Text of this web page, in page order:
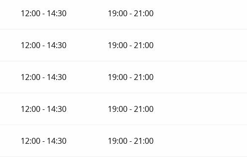
12:00 - 14:30 19:00 - 21:00
12:00 - 14:30 19:00 - 21:00
12:00 - 14:30 19:00 - 21:00
12:00 - 14:30 19:00 - 21:00
12:00 - 14:30 19:00 - 21:00